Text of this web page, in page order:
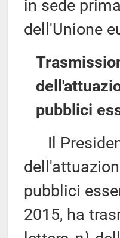
in sede
dell'Unione
pubblici
Il
pubblici
2015, ha